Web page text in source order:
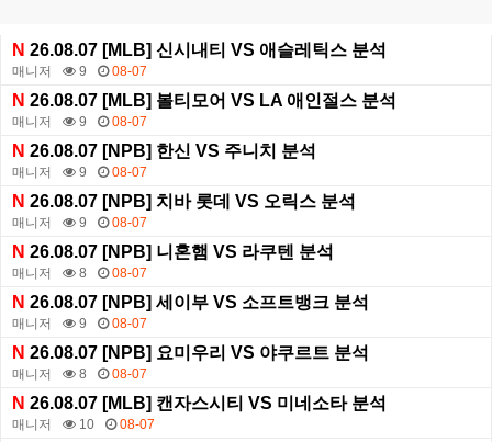
N 26.08.07 [MLB] 신시내티 VS 애슬레틱스 분석
매니저 9 08-07
N 26.08.07 [MLB] 볼티모어 VS LA 애인절스 분석
매니저 9 08-07
N 26.08.07 [NPB] 한신 VS 주니치 분석
매니저 9 08-07
N 26.08.07 [NPB] 치바 롯데 VS 오릭스 분석
매니저 9 08-07
N 26.08.07 [NPB] 니혼햄 VS 라쿠텐 분석
매니저 8 08-07
N 26.08.07 [NPB] 세이부 VS 소프트뱅크 분석
매니저 9 08-07
N 26.08.07 [NPB] 요미우리 VS 야쿠르트 분석
매니저 8 08-07
N 26.08.07 [MLB] 캔자스시티 VS 미네소타 분석
매니저 10 08-07